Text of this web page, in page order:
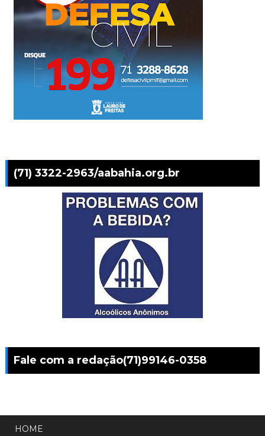
(71) 3322-2963/aabahia.org.br
Fale com a redação(71)99146-0358
HOME